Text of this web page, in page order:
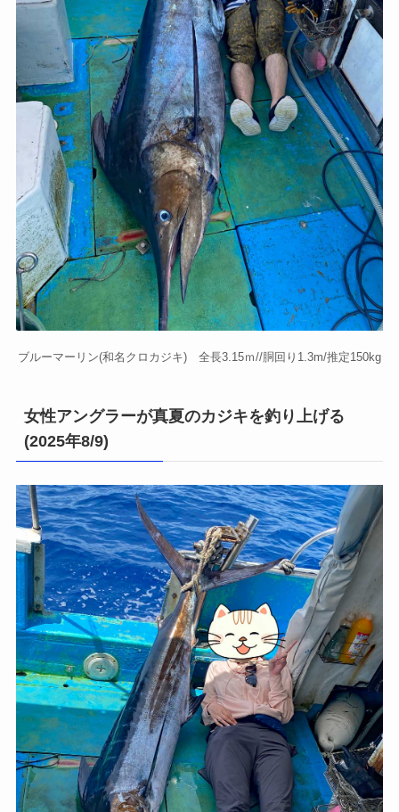
ブルーマーリン(和名クロカジキ) 全長3.15ｍ//胴回り1.3m/推定150kg
女性アングラーが真夏のカジキを釣り上げる
(2025年8/9)